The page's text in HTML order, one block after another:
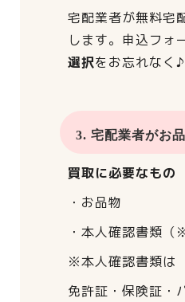
宅配業者が無料宅
します。 申込フォ
選択をお忘れなく♪
3. 宅配業者がお
買取に必要なもの
・お品物
・本人確認書類
※本人確認書類は
免許証・保険証・